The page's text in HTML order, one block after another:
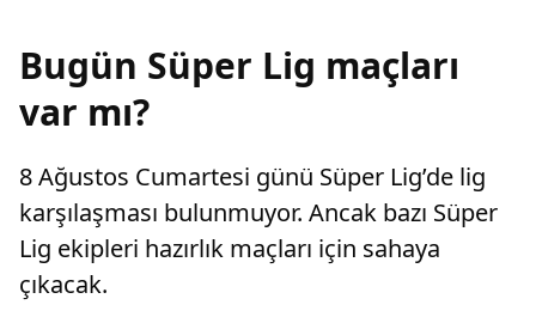
Bugün Süper Lig maçları
var mı?
8 Ağustos Cumartesi günü Süper Lig’de lig
karşılaşması bulunmuyor. Ancak bazı Süper
Lig ekipleri hazırlık maçları için sahaya
çıkacak.